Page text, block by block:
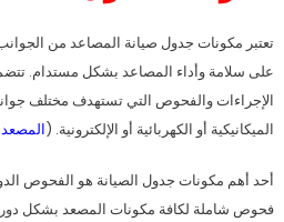
تعتبر مكونات جدول صيانة المصاعد من
على سلامة وأداء المصاعد بشكل مستدام.
الإجراءات والفحوص التي تستهدف مختلف
الميكانيكية أو الكهربائية أو الإلكترونية. (المصعد
أحد أهم مكونات جدول الصيانة هو الفحوص
فحوص شاملة لكافة مكونات المصعد بشكل